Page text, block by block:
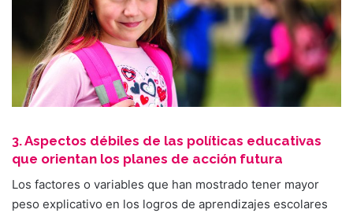
3. Aspectos débiles de las políticas educativas
que orientan los planes de acción futura
Los factores o variables que han mostrado tener mayor
peso explicativo en los logros de aprendizajes escolares